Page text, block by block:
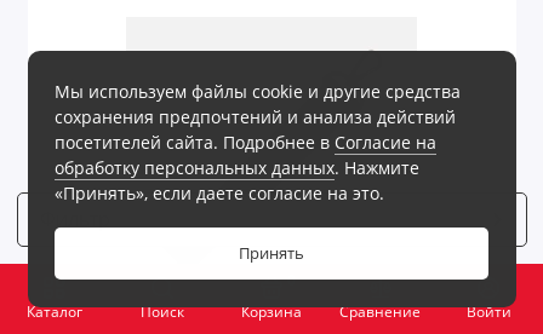
Каталог Поиск Корзина
0
Сравнение
Войти
Мы используем файлы cookie и другие средства
сохранения предпочтений и анализа действий
посетителей сайта. Подробнее в Согласие на
обработку персональных данных. Нажмите
«Принять», если даете согласие на это.
Принять